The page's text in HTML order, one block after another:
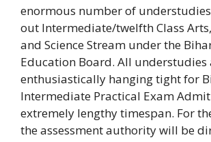
enormous number of
out Intermediate/twelfth Class
and Science Stream under the
Education Board. All understudies
enthusiastically hanging tight for
Intermediate Practical Exam
extremely lengthy timespan. For
the assessment authority will be